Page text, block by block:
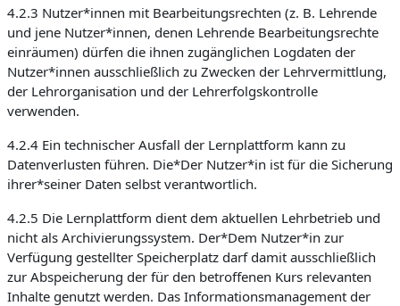
4.2.3 Nutzer*innen mit Bearbeitungsrechten (z. B. Lehrende
und jene Nutzer*innen, denen Lehrende Bearbeitungsrechte
einräumen) dürfen die ihnen zugänglichen Logdaten der
Nutzer*innen ausschließlich zu Zwecken der Lehrvermittlung,
der Lehrorganisation und der Lehrerfolgskontrolle
verwenden.
4.2.4 Ein technischer Ausfall der Lernplattform kann zu
Datenverlusten führen. Die*Der Nutzer*in ist für die Sicherung
ihrer*seiner Daten selbst verantwortlich.
4.2.5 Die Lernplattform dient dem aktuellen Lehrbetrieb und
nicht als Archivierungssystem. Der*Dem Nutzer*in zur
Verfügung gestellter Speicherplatz darf damit ausschließlich
zur Abspeicherung der für den betroffenen Kurs relevanten
Inhalte genutzt werden. Das Informationsmanagement der